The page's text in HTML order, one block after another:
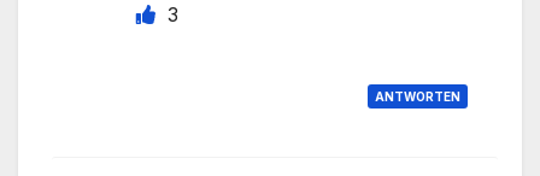
3
ANTWORTEN